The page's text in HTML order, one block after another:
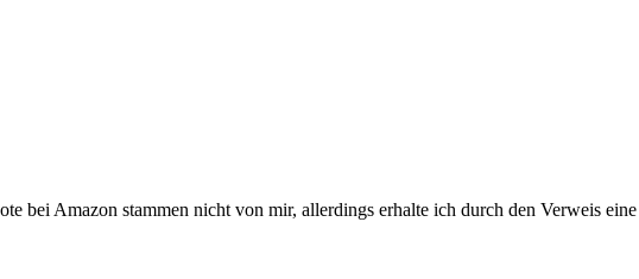
Amazon stammen nicht von mir, allerdings erhalte ich durch den Verweis